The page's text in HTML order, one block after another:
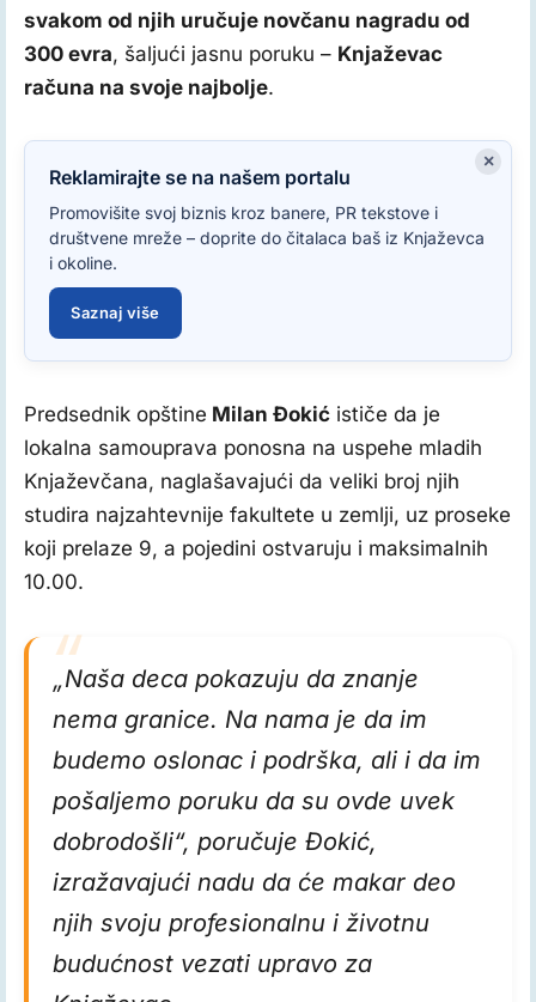
svakom od njih uručuje novčanu nagradu od
300 evra, šaljući jasnu poruku – Knjaževac
računa na svoje najbolje.
×
Reklamirajte se na našem portalu
Promovišite svoj biznis kroz banere, PR tekstove i
društvene mreže – doprite do čitalaca baš iz Knjaževca
i okoline.
Saznaj više
Predsednik opštine Milan Đokić ističe da je
lokalna samouprava ponosna na uspehe mladih
Knjaževčana, naglašavajući da veliki broj njih
studira najzahtevnije fakultete u zemlji, uz proseke
koji prelaze 9, a pojedini ostvaruju i maksimalnih
10.00.
„Naša deca pokazuju da znanje
nema granice. Na nama je da im
budemo oslonac i podrška, ali i da im
pošaljemo poruku da su ovde uvek
dobrodošli“, poručuje Đokić,
izražavajući nadu da će makar deo
njih svoju profesionalnu i životnu
budućnost vezati upravo za